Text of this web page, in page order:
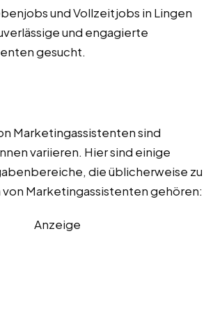
und Vollzeitjobs in Lingen
und engagierte
gesucht.
Marketingassistenten sind
variieren. Hier sind einige
die üblicherweise zu
Marketingassistenten gehören:
Anzeige